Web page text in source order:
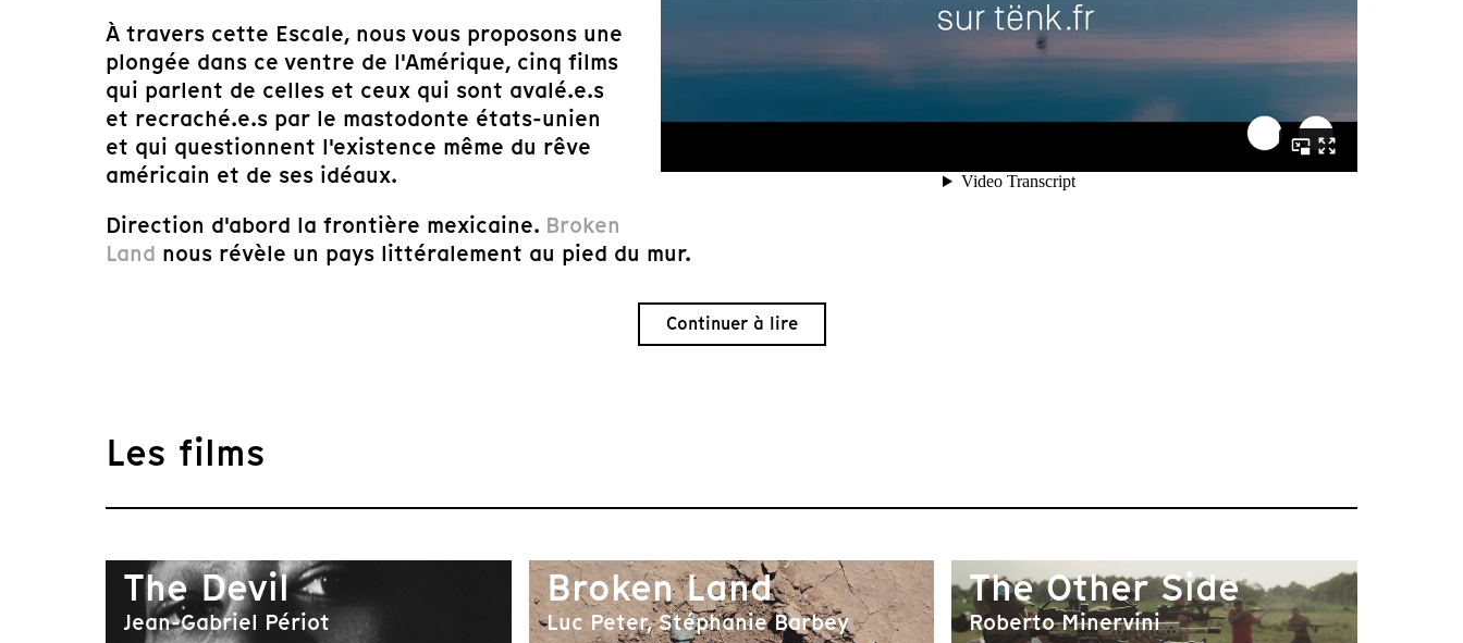
À travers cette Escale, nous vous proposons une
plongée dans ce ventre de l'Amérique, cinq films
qui parlent de celles et ceux qui sont avalé.e.s
et recraché.e.s par le mastodonte états-unien
et qui questionnent l'existence même du rêve
américain et de ses idéaux.
Direction d'abord la frontière mexicaine. Broken
Land nous révèle un pays littéralement au pied du mur.
Continuer à lire
Les films
The Devil
Jean-Gabriel Périot
Broken Land
Luc Peter, Stéphanie Barbey
The Other Side
Roberto Minervini